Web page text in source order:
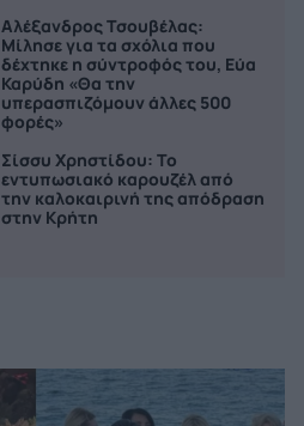
Αλέξανδρος Τσουβέλας:
Μίλησε για τα σχόλια που
δέχτηκε η σύντροφός του, Εύα
Καρύδη «Θα την
υπερασπιζόμουν άλλες 500
φορές»
Σίσσυ Χρηστίδου: Το
εντυπωσιακό καρουζέλ από
την καλοκαιρινή της απόδραση
στην Κρήτη